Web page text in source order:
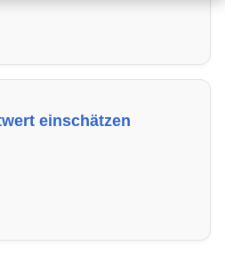
Banken in Bad Homburg
und
nutzen.
einschätzen
in Bad
und Risiken